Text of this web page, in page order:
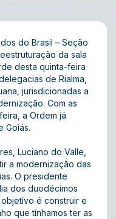
do Brasil – Seção
da sala
desta quinta-feira
de Rialma,
jurisdicionadas a
Com as
a Ordem já
Goiás.
Luciano do Valle,
a modernização das
O presidente
dos duodécimos
é construir e
que tínhamos ter as